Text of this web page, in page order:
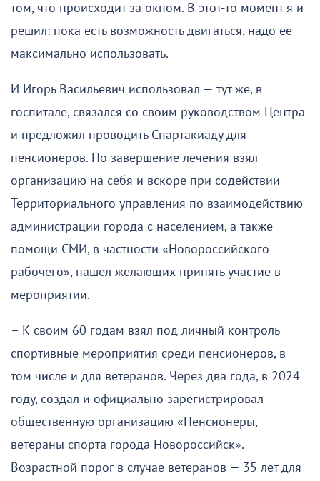
том, что происходит за окном. В этот-то момент я и
решил: пока есть возможность двигаться, надо ее
максимально использовать.
И Игорь Васильевич использовал — тут же, в
госпитале, связался со своим руководством Центра
и предложил проводить Спартакиаду для
пенсионеров. По завершение лечения взял
организацию на себя и вскоре при содействии
Территориального управления по взаимодействию
администрации города с населением, а также
помощи СМИ, в частности «Новороссийского
рабочего», нашел желающих принять участие в
мероприятии.
– К своим 60 годам взял под личный контроль
спортивные мероприятия среди пенсионеров, в
том числе и для ветеранов. Через два года, в 2024
году, создал и официально зарегистрировал
общественную организацию «Пенсионеры,
ветераны спорта города Новороссийск».
Возрастной порог в случае ветеранов — 35 лет для